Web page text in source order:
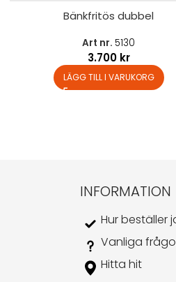
Bänkfritös dubbel
Art nr. 5130
3.700 kr
LÄGG TILL I VARUKORG
INFORMATION
Hur beställer
Vanliga
Hitta hit